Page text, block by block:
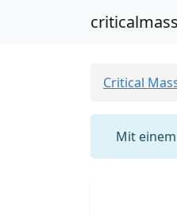
Critical
Mit einem